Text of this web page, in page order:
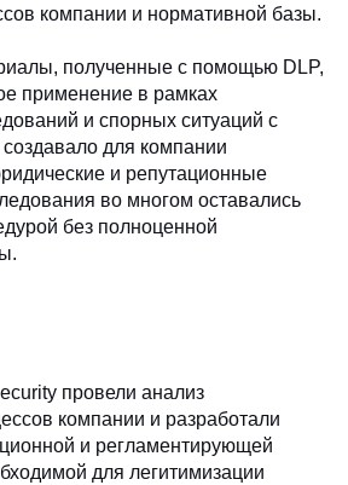
компании и нормативной базы.
полученные с помощью DLP,
применение в рамках
и спорных ситуаций с
для компании
и репутационные
во многом оставались
без полноценной
провели анализ
компании и разработали
и регламентирующей
для легитимизации